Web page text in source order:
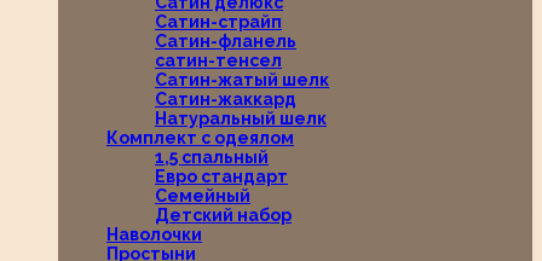
Сатин-страйп
Сатин-фланель
сатин-тенсел
Сатин-жатый шелк
Сатин-жаккард
Натуральный шелк
Комплект с одеялом
1,5 спальный
Евро стандарт
Семейный
Детский набор
Наволочки
Простыни